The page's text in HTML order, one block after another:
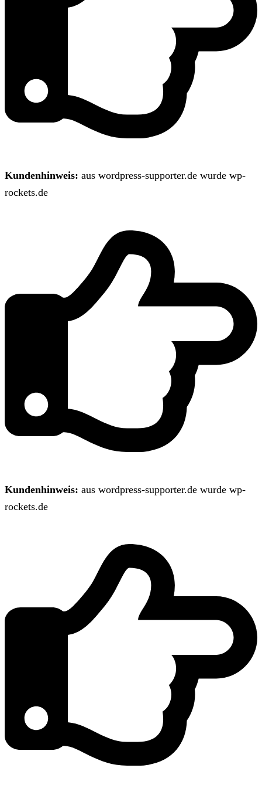
Kundenhinweis: aus wordpress-supporter.de wurde wp-
rockets.de
Kundenhinweis: aus wordpress-supporter.de wurde wp-
rockets.de